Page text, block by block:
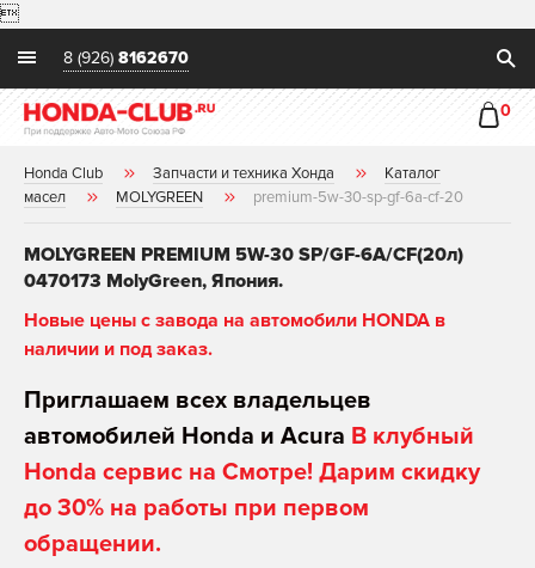

8 (926) 8162670
0
Honda Club Запчасти и техника Хонда
Каталог
масел
MOLYGREEN premium-5w-30-sp-gf-6a-cf-20
MOLYGREEN PREMIUM 5W-30 SP/GF-6A/CF(20л)
0470173 MolyGreen, Япония.
Новые цены с завода на автомобили HONDA в
наличии и под заказ.
Приглашаем всех владельцев
автомобилей Honda и Acura В клубный
Honda сервис на Смотре! Дарим скидку
до 30% на работы при первом
обращении.